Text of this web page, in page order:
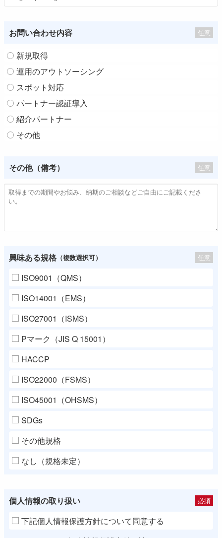
お問い合わせ内容 任意
新規取得
運用のアウトソーシング
スポット対応
パートナー認証導入
紹介パートナー
その他
その他（備考） 任意
興味ある規格 （複数選択可） 任意
ISO9001（QMS）
ISO14001（EMS）
ISO27001（ISMS）
Pマーク（JIS Q 15001）
HACCP
ISO22000（FSMS）
ISO45001（OHSMS）
SDGs
その他規格
なし（規格未定）
個人情報の取り扱い 必須
下記個人情報保護方針について同意する